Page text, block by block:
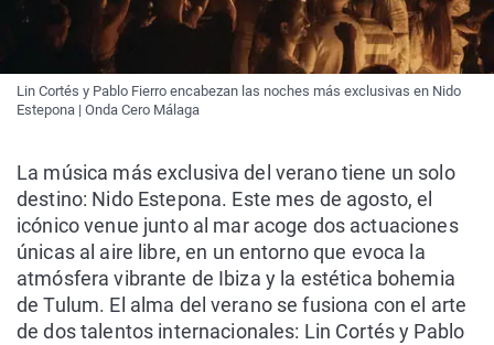
Lin Cortés y Pablo Fierro encabezan las noches más exclusivas en Nido
Estepona | Onda Cero Málaga
La música más exclusiva del verano tiene un solo
destino: Nido Estepona. Este mes de agosto, el
icónico venue junto al mar acoge dos actuaciones
únicas al aire libre, en un entorno que evoca la
atmósfera vibrante de Ibiza y la estética bohemia
de Tulum. El alma del verano se fusiona con el arte
de dos talentos internacionales: Lin Cortés y Pablo